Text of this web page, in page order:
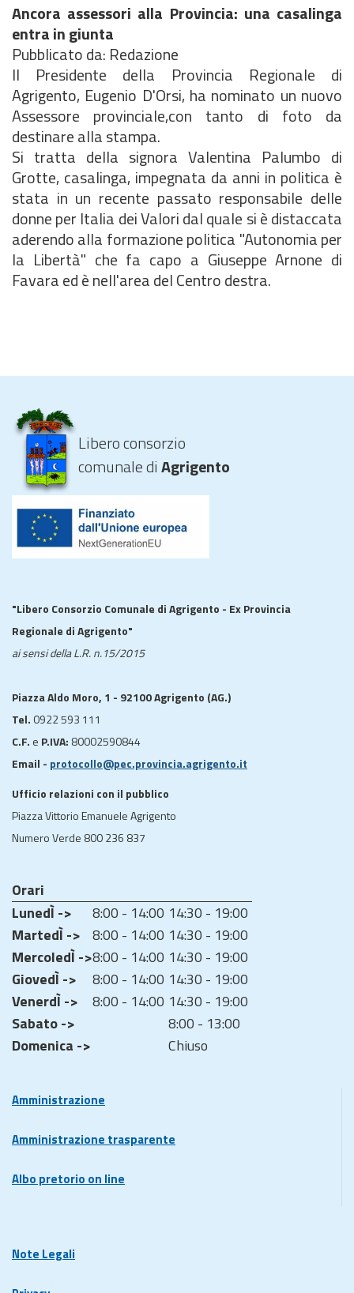
Ancora assessori alla Provincia: una casalinga
entra in giunta
Pubblicato da: Redazione
Il Presidente della Provincia Regionale di
Agrigento, Eugenio D'Orsi, ha nominato un nuovo
Assessore provinciale,con tanto di foto da
destinare alla stampa.
Si tratta della signora Valentina Palumbo di
Grotte, casalinga, impegnata da anni in politica è
stata in un recente passato responsabile delle
donne per Italia dei Valori dal quale si è distaccata
aderendo alla formazione politica "Autonomia per
la Libertà" che fa capo a Giuseppe Arnone di
Favara ed è nell'area del Centro destra.
Libero consorzio
comunale diAgrigento
"Libero Consorzio Comunale di Agrigento - Ex Provincia
Regionale di Agrigento"
ai sensi della L.R. n.15/2015
Piazza Aldo Moro, 1 - 92100 Agrigento (AG.)
Tel. 0922 593 111
C.F. e P.IVA: 80002590844
Email - protocollo@pec.provincia.agrigento.it
Ufficio relazioni con il pubblico
Piazza Vittorio Emanuele Agrigento
Numero Verde 800 236 837
Orari
LunedÌ ->
8:00 - 14:00 14:30 - 19:00
MartedÌ -> 8:00 - 14:00 14:30 - 19:00
MercoledÌ ->8:00 - 14:00 14:30 - 19:00
GiovedÌ ->
8:00 - 14:00 14:30 - 19:00
VenerdÌ ->
8:00 - 14:00 14:30 - 19:00
Sabato ->
8:00 - 13:00
Domenica ->
Chiuso
Amministrazione
Amministrazione trasparente
Albo pretorio on line
Note Legali